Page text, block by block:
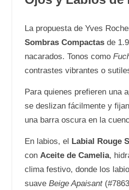
La propuesta de Yves
Sombras Compactasde
nacarados. Tonos como
contrastes vibrantes o
Para quienes prefieren una
se deslizan fácilmente y
una barra oscura en la
En labios, el Labial Rouge
con Aceite de Camelia,
clima festivo, donde los
suave Beige Apaisant